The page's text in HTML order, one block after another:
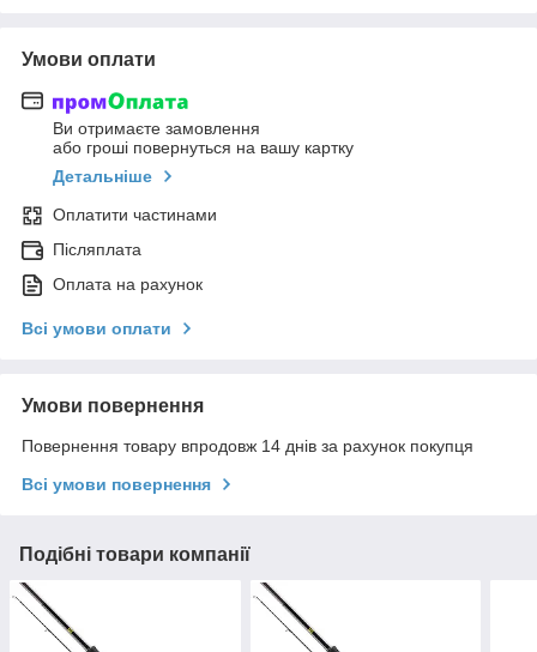
Умови оплати
Ви отримаєте замовлення
або гроші повернуться на вашу картку
Детальніше
Оплатити частинами
Післяплата
Оплата на рахунок
Всі умови оплати
Умови повернення
Повернення товару впродовж 14 днів за рахунок покупця
Всі умови повернення
Подібні товари компанії